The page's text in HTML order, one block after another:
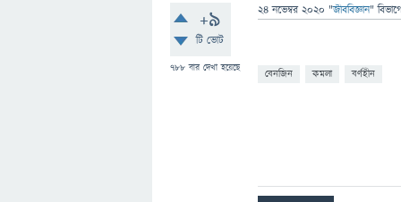
+9
টি ভোট
788 বার দেখা হয়েছে
24 নভেম্বর 2020 "জীববিজ্ঞান"
বেনজিন কমলা বর্ণহীন